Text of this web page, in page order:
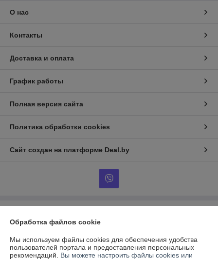
О нас
Контакты
Доставка и оплата
График работы
Полная версия сайта
Политика обработки cookies
Сайт создан на платформе Deal.by
г.Гомель, ул.Владимирова д.71 кв.64
Регистрационный номер ЕГР: 491143149
Обработка файлов cookie
Мы используем файлы cookies для обеспечения удобства
пользователей портала и предоставления персональных
рекомендаций. Вы можете настроить файлы cookies или